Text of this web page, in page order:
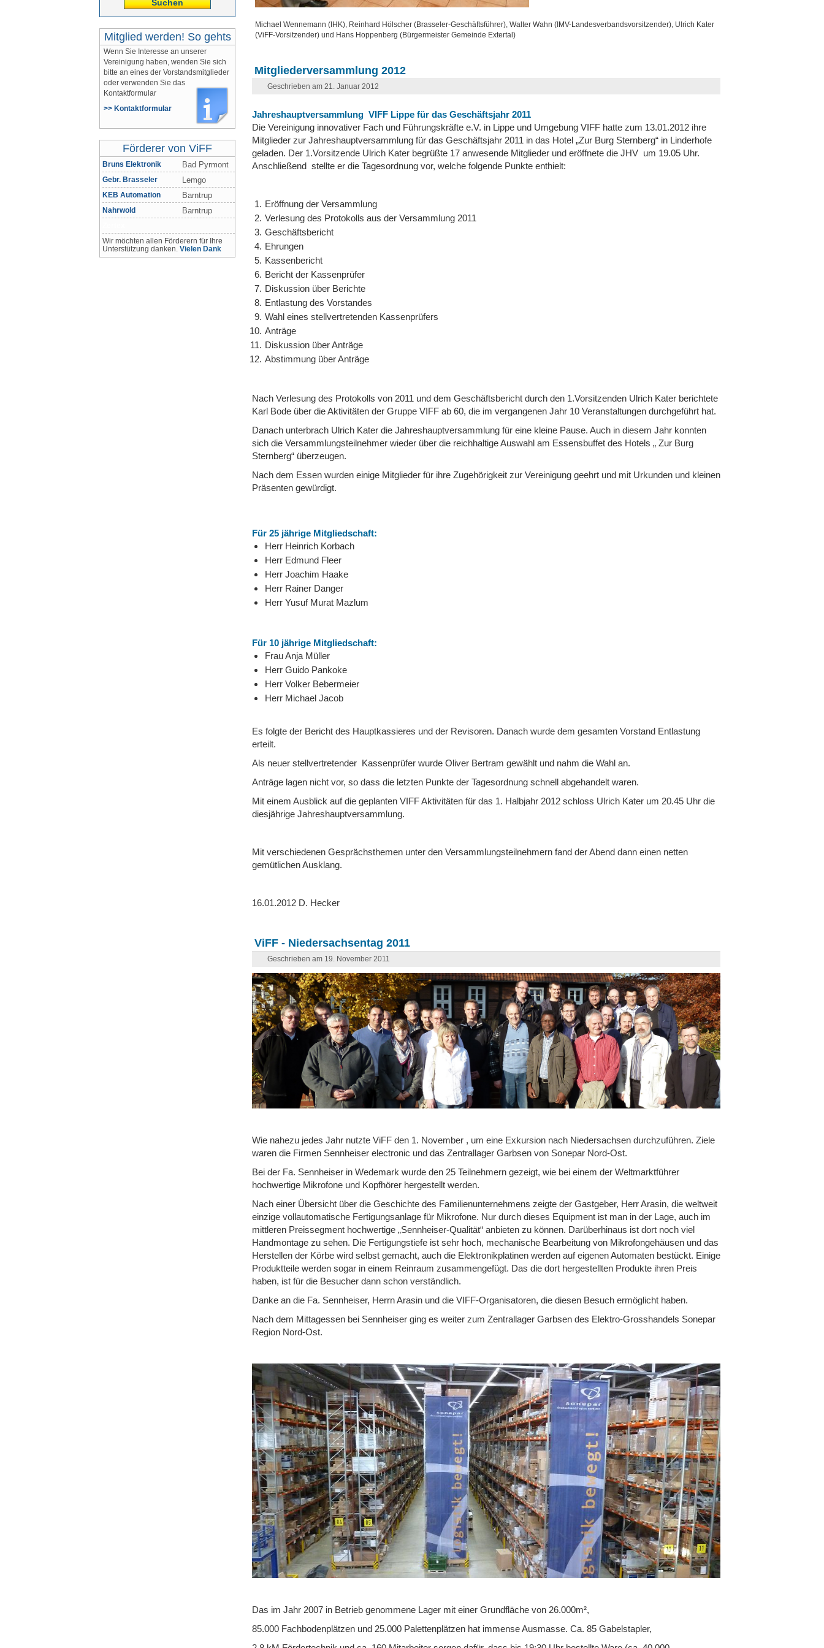
Michael Wennemann (IHK), Reinhard Hölscher (Brasseler-Geschäftsführer), Walter Wahn (IMV-Landesverbandsvorsitzender), Ulrich Kater
(ViFF-Vorsitzender) und Hans Hoppenberg (Bürgermeister Gemeinde Extertal)
Mitgliederversammlung 2012
Geschrieben am 21. Januar 2012
Jahreshauptversammlung VIFF Lippe für das Geschäftsjahr 2011
Die Vereinigung innovativer Fach und Führungskräfte e.V. in Lippe und Umgebung VIFF hatte zum 13.01.2012 ihre
Mitglieder zur Jahreshauptversammlung für das Geschäftsjahr 2011 in das Hotel „Zur Burg Sternberg“ in Linderhofe
geladen. Der 1.Vorsitzende Ulrich Kater begrüßte 17 anwesende Mitglieder und eröffnete die JHV um 19.05 Uhr.
Anschließend stellte er die Tagesordnung vor, welche folgende Punkte enthielt:
Eröffnung der Versammlung
Verlesung des Protokolls aus der Versammlung 2011
Geschäftsbericht
Ehrungen
Kassenbericht
Bericht der Kassenprüfer
Diskussion über Berichte
Entlastung des Vorstandes
Wahl eines stellvertretenden Kassenprüfers
Anträge
Diskussion über Anträge
Abstimmung über Anträge
Nach Verlesung des Protokolls von 2011 und dem Geschäftsbericht durch den 1.Vorsitzenden Ulrich Kater berichtete
Karl Bode über die Aktivitäten der Gruppe VIFF ab 60, die im vergangenen Jahr 10 Veranstaltungen durchgeführt hat.
Danach unterbrach Ulrich Kater die Jahreshauptversammlung für eine kleine Pause. Auch in diesem Jahr konnten
sich die Versammlungsteilnehmer wieder über die reichhaltige Auswahl am Essensbuffet des Hotels „ Zur Burg
Sternberg“ überzeugen.
Nach dem Essen wurden einige Mitglieder für ihre Zugehörigkeit zur Vereinigung geehrt und mit Urkunden und kleinen
Präsenten gewürdigt.
Für 25 jährige Mitgliedschaft:
Herr Heinrich Korbach
Herr Edmund Fleer
Herr Joachim Haake
Herr Rainer Danger
Herr Yusuf Murat Mazlum
Für 10 jährige Mitgliedschaft:
Frau Anja Müller
Herr Guido Pankoke
Herr Volker Bebermeier
Herr Michael Jacob
Es folgte der Bericht des Hauptkassieres und der Revisoren. Danach wurde dem gesamten Vorstand Entlastung
erteilt.
Als neuer stellvertretender Kassenprüfer wurde Oliver Bertram gewählt und nahm die Wahl an.
Anträge lagen nicht vor, so dass die letzten Punkte der Tagesordnung schnell abgehandelt waren.
Mit einem Ausblick auf die geplanten VIFF Aktivitäten für das 1. Halbjahr 2012 schloss Ulrich Kater um 20.45 Uhr die
diesjährige Jahreshauptversammlung.
Mit verschiedenen Gesprächsthemen unter den Versammlungsteilnehmern fand der Abend dann einen netten
gemütlichen Ausklang.
16.01.2012 D. Hecker
ViFF - Niedersachsentag 2011
Geschrieben am 19. November 2011
Wie nahezu jedes Jahr nutzte ViFF den 1. November , um eine Exkursion nach Niedersachsen durchzuführen. Ziele
waren die Firmen Sennheiser electronic und das Zentrallager Garbsen von Sonepar Nord-Ost.
Bei der Fa. Sennheiser in Wedemark wurde den 25 Teilnehmern gezeigt, wie bei einem der Weltmarktführer
hochwertige Mikrofone und Kopfhörer hergestellt werden.
Nach einer Übersicht über die Geschichte des Familienunternehmens zeigte der Gastgeber, Herr Arasin, die weltweit
einzige vollautomatische Fertigungsanlage für Mikrofone. Nur durch dieses Equipment ist man in der Lage, auch im
mittleren Preissegment hochwertige „Sennheiser-Qualität“ anbieten zu können. Darüberhinaus ist dort noch viel
Handmontage zu sehen. Die Fertigungstiefe ist sehr hoch, mechanische Bearbeitung von Mikrofongehäusen und das
Herstellen der Körbe wird selbst gemacht, auch die Elektronikplatinen werden auf eigenen Automaten bestückt. Einige
Produktteile werden sogar in einem Reinraum zusammengefügt. Das die dort hergestellten Produkte ihren Preis
haben, ist für die Besucher dann schon verständlich.
Danke an die Fa. Sennheiser, Herrn Arasin und die VIFF-Organisatoren, die diesen Besuch ermöglicht haben.
Nach dem Mittagessen bei Sennheiser ging es weiter zum Zentrallager Garbsen des Elektro-Grosshandels Sonepar
Region Nord-Ost.
Das im Jahr 2007 in Betrieb genommene Lager mit einer Grundfläche von 26.000m²,
85.000 Fachbodenplätzen und 25.000 Palettenplätzen hat immense Ausmasse. Ca. 85 Gabelstapler,
Suchen
Mitglied werden! So gehts
Wenn Sie Interesse an unserer
Vereinigung haben, wenden Sie sich
bitte an eines der Vorstandsmitglieder
oder verwenden Sie das
Kontaktformular
>> Kontaktformular
Förderer von ViFF
Bruns Elektronik Bad Pyrmont
Gebr. Brasseler Lemgo
KEB Automation Barntrup
Nahrwold Barntrup
Wir möchten allen Förderern für Ihre
Unterstützung danken. Vielen Dank